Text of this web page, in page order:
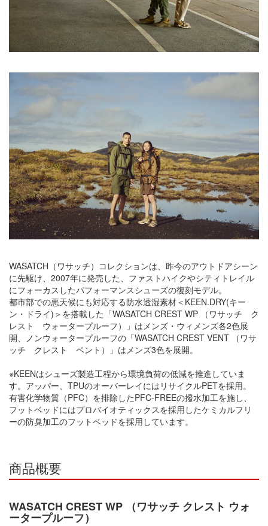
WASATCH（ワサッチ）コレクションは、昨今のアウトドアシーン
に先駆け、2007年に発売した、ファストハイクやシティトレイル
にフォーカスしたパフォーマンスシューズの復刻モデル。
都市部での悪天候にも対応する防水透湿素材＜KEEN.DRY(キー
ン・ドライ)＞を搭載した「WASATCH CREST WP （ワサッチ ク
レスト ウォータープルーフ）」はメンズ・ウィメンズ各2色展
開、ノンウォータープルーフの「WASATCH CREST VENT （ワサ
ッチ クレスト ベント）」はメンズ3色を展開。
※KEENはシューズ製造工程から環境負荷の低減を推進していま
す。アッパー、TPUのオーバーレイにはリサイクルPETを採用。
有害化学物質（PFC）を排除したPFC-FREEの撥水加工を施し、
フットベッドにはプロバイオティックスを採用したケミカルフリ
ーの防臭加工のフットベッドを採用しています。
商品概要
WASATCH CREST WP （ワサッチ クレスト ウォ
ータープルーフ）